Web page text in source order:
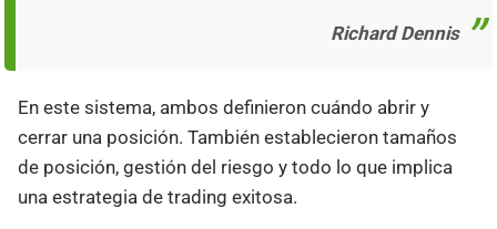
Richard Dennis
En este sistema, ambos definieron cuándo abrir y
cerrar una posición. También establecieron tamaños
de posición, gestión del riesgo y todo lo que implica
una estrategia de trading exitosa.